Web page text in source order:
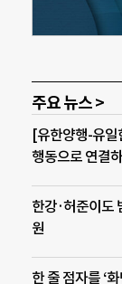
주요 뉴스 >
[유한양행-유일
행동으로 연결
한강·허준이도
원
한 줄 점자를 ‘